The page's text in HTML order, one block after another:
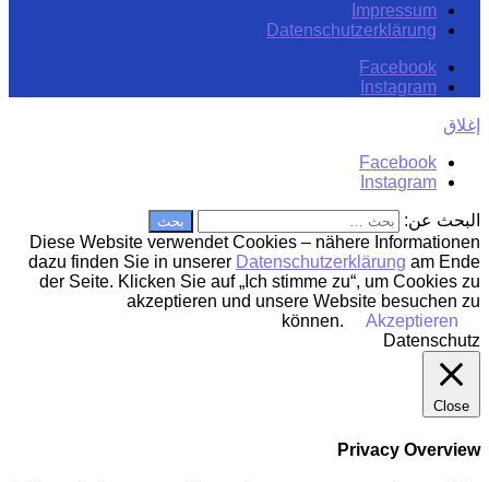
Impressum
Datenschutzerklärung
Facebook
Instagram
إغلاق
Facebook
Instagram
البحث عن:
Diese Website verwendet Cookies – nähere Informationen
dazu finden Sie in unserer Datenschutzerklärung am Ende
der Seite. Klicken Sie auf „Ich stimme zu“, um Cookies zu
akzeptieren und unsere Website besuchen zu
können.
Akzeptieren
Datenschutz
Close
Privacy Overview